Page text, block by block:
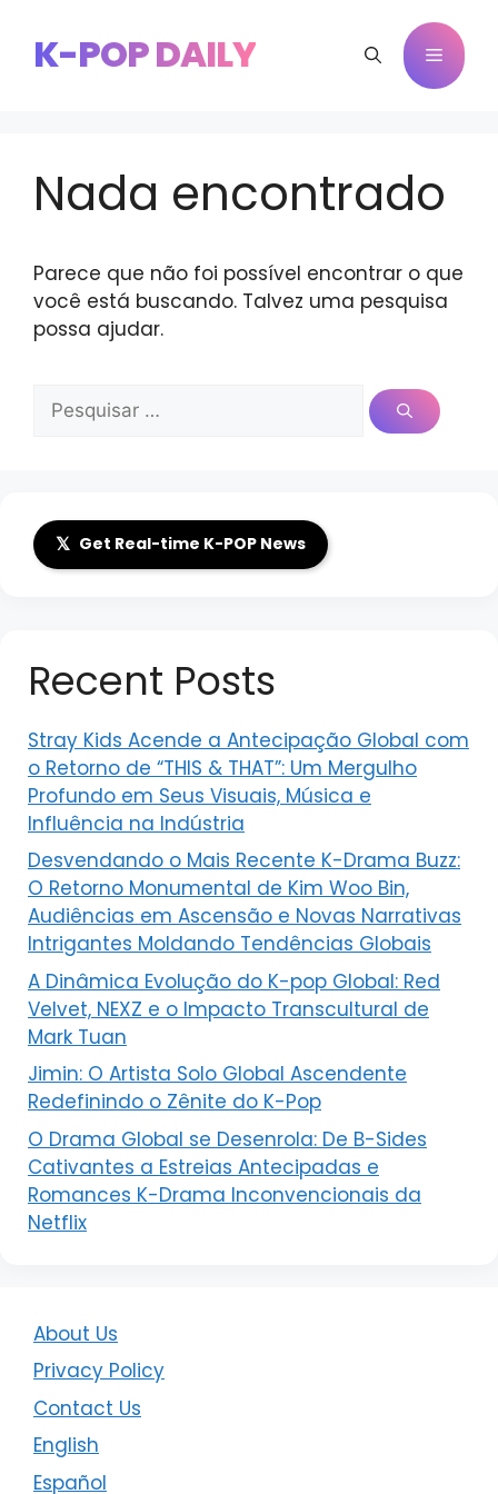
paraK-POP DAILY Menu
Nada encontrado
Parece que não foi possível encontrar o que
você está buscando. Talvez uma pesquisa
possa ajudar.
por:
𝕏 Get Real-time K-POP News
Recent Posts
Stray Kids Acende a Antecipação Global com
o Retorno de “THIS & THAT”: Um Mergulho
Profundo em Seus Visuais, Música e
Influência na Indústria
Desvendando o Mais Recente K-Drama Buzz:
O Retorno Monumental de Kim Woo Bin,
Audiências em Ascensão e Novas Narrativas
Intrigantes Moldando Tendências Globais
A Dinâmica Evolução do K-pop Global: Red
Velvet, NEXZ e o Impacto Transcultural de
Mark Tuan
Jimin: O Artista Solo Global Ascendente
Redefinindo o Zênite do K-Pop
O Drama Global se Desenrola: De B-Sides
Cativantes a Estreias Antecipadas e
Romances K-Drama Inconvencionais da
Netflix
About Us
Privacy Policy
Contact Us
English
Español